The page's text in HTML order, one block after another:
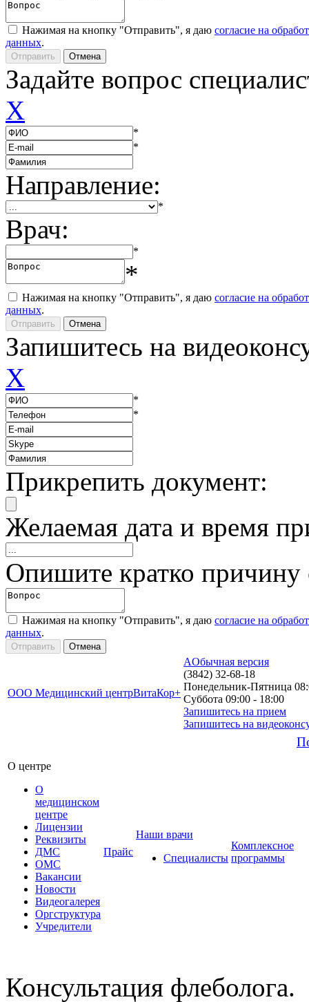
Нажимая на кнопку "Отправить", я даю согласие на
данных.
Задайте вопрос
X
*
*
Направление:
*
Врач:
*
*
Нажимая на кнопку "Отправить", я даю согласие на
данных.
Запишитесь на
X
*
*
Прикрепить документ:
Желаемая дата и время
Опишите кратко
Нажимая на кнопку "Отправить", я даю согласие на
данных.
ООО Медицинский центрВитаКор+
AОбычная версия
(3842) 32-68-18
Понедельник-Пятница
Суббота 09:00 - 18:00
Запишитесь на прием
Запишитесь на
О центре
О
медицинском
центре
Лицензии
Реквизиты
ДМС
ОМС
Вакансии
Новости
Видеогалерея
Оргструктура
Учредители
Прайс
Наши врачи
Специалисты
Комплексное
программы
Консультация флеболога.